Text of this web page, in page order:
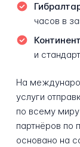
часов в
и
На
услуги
по всему
партнёров по
основано на